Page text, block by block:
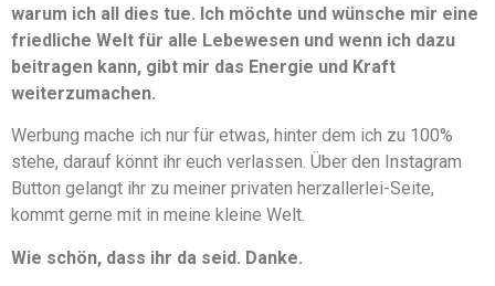
warum ich all dies tue. Ich möchte und wünsche mir eine
friedliche Welt für alle Lebewesen und wenn ich dazu
beitragen kann, gibt mir das Energie und Kraft
weiterzumachen.
Werbung mache ich nur für etwas, hinter dem ich zu 100%
stehe, darauf könnt ihr euch verlassen. Über den Instagram
Button gelangt ihr zu meiner privaten herzallerlei-Seite,
kommt gerne mit in meine kleine Welt.
Wie schön, dass ihr da seid. Danke.